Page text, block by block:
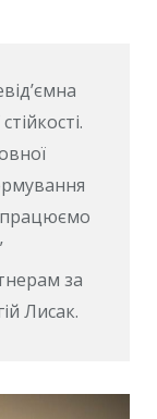
працюємо
за
Лисак.